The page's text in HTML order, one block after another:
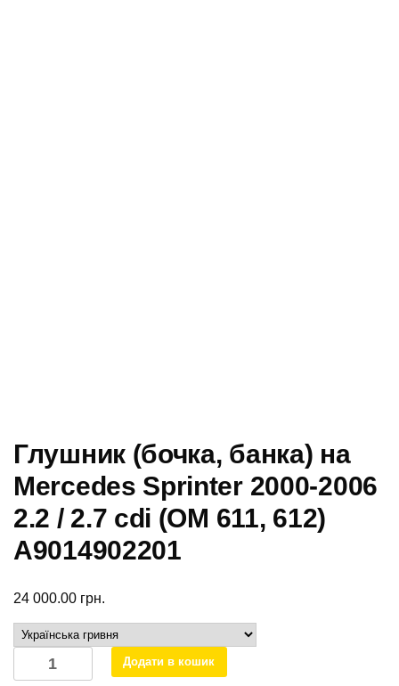
Глушник (бочка, банка) на
Mercedes Sprinter 2000-2006
2.2 / 2.7 cdi (ОМ 611, 612)
A9014902201
24 000.00 грн.
Глушник
(бочка,
Додати в кошик